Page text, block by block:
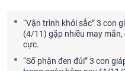
“Vận trình khởi sắc” 3 con
(4/11) gặp nhiều may
cực.
“Số phận đen đủi” 3 con